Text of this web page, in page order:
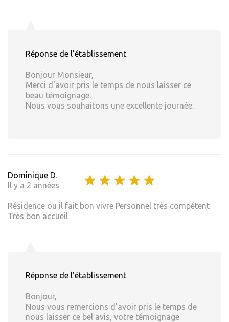
Réponse de l'établissement
Bonjour Monsieur,
Merci d'avoir pris le temps de nous laisser ce
beau témoignage.
Nous vous souhaitons une excellente journée.
Dominique D.
Il y a 2 années
Résidence ou il fait bon vivre Personnel très compétent
Très bon accueil
Réponse de l'établissement
Bonjour,
Nous vous remercions d'avoir pris le temps de
nous laisser ce bel avis, votre témoignage